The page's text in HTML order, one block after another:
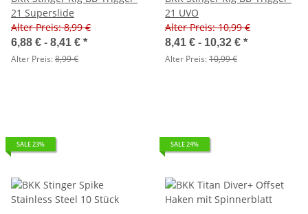
21 Superslide
Alter Preis: 8,99 €
6,88 € - 8,41 € *
Alter Preis:8,99 €
21 UVO
Alter Preis: 10,99 €
8,41 € - 10,32 € *
Alter Preis:10,99 €
SALE 23% SALE 24%